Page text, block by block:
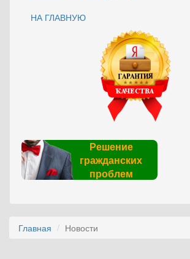
НА ГЛАВНУЮ
Решение
гражданских
проблем
Главная Новости